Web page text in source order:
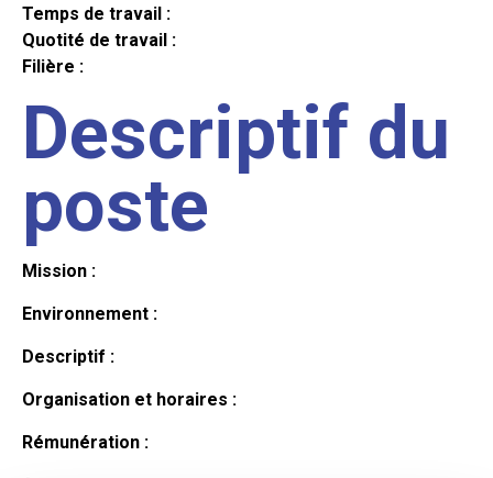
Temps de travail :
Quotité de travail :
Filière :
Descriptif du
poste
Mission :
Environnement :
Descriptif :
Organisation et horaires :
Rémunération :